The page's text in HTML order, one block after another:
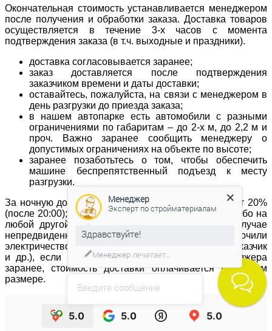
Окончательная стоимость устанавливается менеджером
после получения и обработки заказа. Доставка товаров
осуществляется в течение 3-х часов с момента
подтверждения заказа (в т.ч. выходные и праздники).
доставка согласовывается заранее;
заказ доставляется после подтверждения
заказчиком времени и даты доставки;
оставайтесь, пожалуйста, на связи с менеджером в
день разгрузки до приезда заказа;
в нашем автопарке есть автомобили с разными
ограничениями по габаритам – до 2-х м, до 2,2 м и
проч. Важно заранее сообщить менеджеру о
допустимых ограничениях на объекте по высоте;
заранее позаботьтесь о том, чтобы обеспечить
машине беспрепятственный подъезд к месту
разгрузки.
За ночную доставку увеличение тарифа составляет 20%
(после 20:00);Товар доставляется в день заказа, либо на
любой другой удобный для Вас день/время. В случае
непредвиденных обстоятельств на объекте (отключили
электричество, не работают лифты, не приехал заказчик
и др.), если Вы не предупредили об этом менеджера
заранее, стоимость доставки оплачивается в полном
размере.
5.0 5.0 5.0
Введите сообщение
Менеджер
Эксперт по стройматериалам
Здравствуйте!
Менеджер печатает...